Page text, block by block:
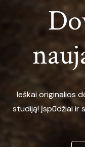
Ieškai originalios
studiją! Įspūdžiai ir